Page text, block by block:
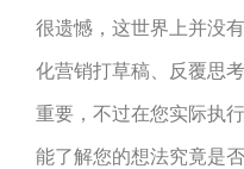
很遗憾，这世界上并没
化营销打草稿、反覆思
重要，不过在您实际执
能了解您的想法究竟是